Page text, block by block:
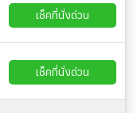
เช็คที่นั่งด่วน
เช็คที่นั่งด่วน